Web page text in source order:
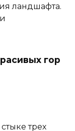
ландшафта.
гор
трех